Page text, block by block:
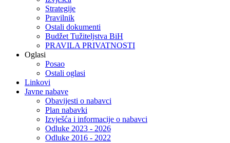
Strategije
Pravilnik
Ostali dokumenti
Budžet Tužiteljstva BiH
PRAVILA PRIVATNOSTI
Oglasi
Posao
Ostali oglasi
Linkovi
Javne nabave
Obavijesti o nabavci
Plan nabavki
Izvješća i informacije o nabavci
Odluke 2023 - 2026
Odluke 2016 - 2022